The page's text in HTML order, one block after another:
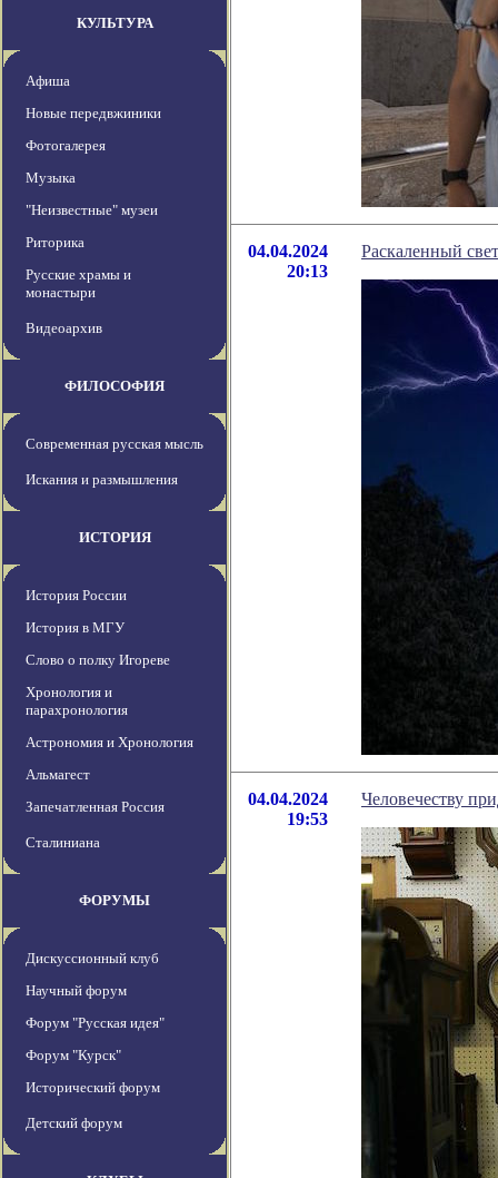
КУЛЬТУРА
Афиша
Новые передвжиники
Фотогалерея
Музыка
"Неизвестные" музеи
Риторика
Русские храмы и
монастыри
Видеоархив
ФИЛОСОФИЯ
Современная русская мысль
Искания и размышления
ИСТОРИЯ
История России
История в МГУ
Слово о полку Игореве
Хронология и
парахронология
Астрономия и Хронология
Альмагест
Запечатленная Россия
Сталиниана
ФОРУМЫ
Дискуссионный клуб
Научный форум
Форум "Русская идея"
Форум "Курск"
Исторический форум
Детский форум
04.04.2024
20:13
Раскаленный
04.04.2024
19:53
Человечеству